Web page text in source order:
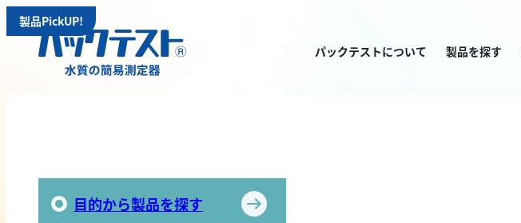
パックテストについて 製品を探す
目的から製品を探す
製品PickUP!